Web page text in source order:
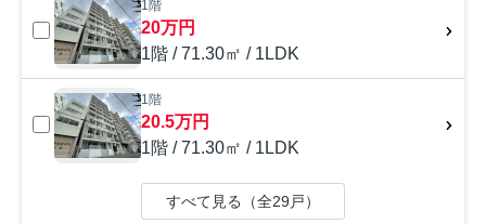
1階
20万円
1階 / 71.30㎡ / 1LDK
1階
20.5万円
1階 / 71.30㎡ / 1LDK
すべて見る（全29戸）